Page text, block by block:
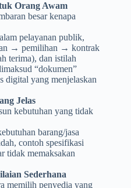
Orang Awam
besar kenapa
pelayanan publik,
→ pemilihan → kontrak
terima), dan istilah
“dokumen”
digital yang menjelaskan
Jelas
kebutuhan yang tidak
barang/jasa
contoh spesifikasi
tidak memaksakan
Sederhana
memilih penyedia yang